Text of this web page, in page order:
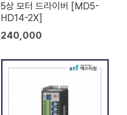
5상 모터 드라이버 [MD5-
HD14-2X]
240,000